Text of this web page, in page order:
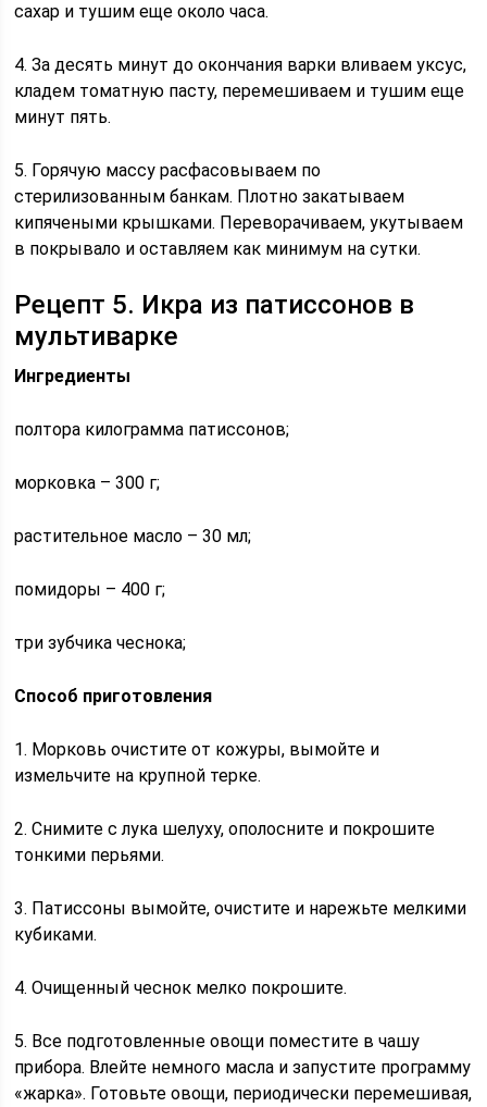
сахар и тушим еще около часа.
4. За десять минут до окончания варки вливаем уксус,
кладем томатную пасту, перемешиваем и тушим еще
минут пять.
5. Горячую массу расфасовываем по
стерилизованным банкам. Плотно закатываем
кипячеными крышками. Переворачиваем, укутываем
в покрывало и оставляем как минимум на сутки.
Рецепт 5. Икра из патиссонов в
мультиварке
Ингредиенты
полтора килограмма патиссонов;
морковка – 300 г;
растительное масло – 30 мл;
помидоры – 400 г;
три зубчика чеснока;
Способ приготовления
1. Морковь очистите от кожуры, вымойте и
измельчите на крупной терке.
2. Снимите с лука шелуху, ополосните и покрошите
тонкими перьями.
3. Патиссоны вымойте, очистите и нарежьте мелкими
кубиками.
4. Очищенный чеснок мелко покрошите.
5. Все подготовленные овощи поместите в чашу
прибора. Влейте немного масла и запустите программу
«жарка». Готовьте овощи, периодически перемешивая,